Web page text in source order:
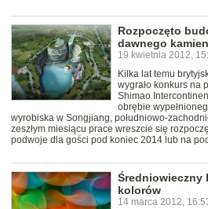
Rozpoczęto
dawnego
19 kwietnia 2012,
Kilka lat temu
wygrało konkurs na
Shimao
obrębie
wyrobiska w Songjiang, południowo-
zeszłym miesiącu prace wreszcie się
podwoje dla gości pod koniec 2014 lub na
Średniowieczny
kolorów
14 marca 2012,